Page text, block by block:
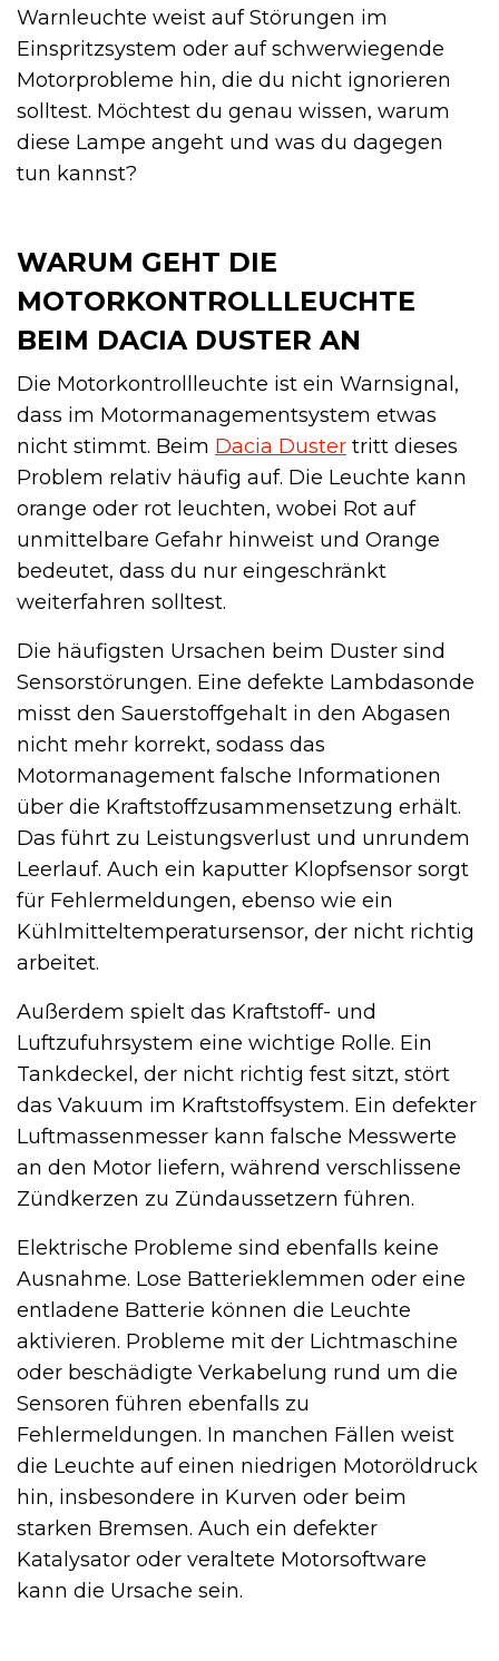
Warnleuchte weist auf Störungen im
Einspritzsystem oder auf schwerwiegende
Motorprobleme hin, die du nicht ignorieren
solltest. Möchtest du genau wissen, warum
diese Lampe angeht und was du dagegen
tun kannst?
WARUM GEHT DIE
MOTORKONTROLLLEUCHTE
BEIM DACIA DUSTER AN
Die Motorkontrollleuchte ist ein Warnsignal,
dass im Motormanagementsystem etwas
nicht stimmt. Beim Dacia Duster tritt dieses
Problem relativ häufig auf. Die Leuchte kann
orange oder rot leuchten, wobei Rot auf
unmittelbare Gefahr hinweist und Orange
bedeutet, dass du nur eingeschränkt
weiterfahren solltest.
Die häufigsten Ursachen beim Duster sind
Sensorstörungen. Eine defekte Lambdasonde
misst den Sauerstoffgehalt in den Abgasen
nicht mehr korrekt, sodass das
Motormanagement falsche Informationen
über die Kraftstoffzusammensetzung erhält.
Das führt zu Leistungsverlust und unrundem
Leerlauf. Auch ein kaputter Klopfsensor sorgt
für Fehlermeldungen, ebenso wie ein
Kühlmitteltemperatursensor, der nicht richtig
arbeitet.
Außerdem spielt das Kraftstoff- und
Luftzufuhrsystem eine wichtige Rolle. Ein
Tankdeckel, der nicht richtig fest sitzt, stört
das Vakuum im Kraftstoffsystem. Ein defekter
Luftmassenmesser kann falsche Messwerte
an den Motor liefern, während verschlissene
Zündkerzen zu Zündaussetzern führen.
Elektrische Probleme sind ebenfalls keine
Ausnahme. Lose Batterieklemmen oder eine
entladene Batterie können die Leuchte
aktivieren. Probleme mit der Lichtmaschine
oder beschädigte Verkabelung rund um die
Sensoren führen ebenfalls zu
Fehlermeldungen. In manchen Fällen weist
die Leuchte auf einen niedrigen Motoröldruck
hin, insbesondere in Kurven oder beim
starken Bremsen. Auch ein defekter
Katalysator oder veraltete Motorsoftware
kann die Ursache sein.